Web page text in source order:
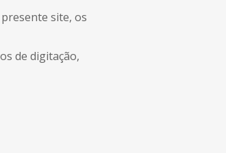
site, os
de digitação,